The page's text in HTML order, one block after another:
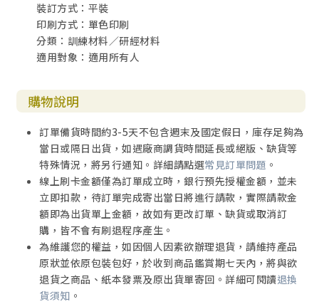
18 馬太福音9:14-26 新舊難合的比喩，醫治血漏婦人與救活
閨女
19 馬太福音9:27-38 耶穌醫病，趕鬼，遍傳各鄉城
20 馬太福音10:1-23 差傳寶訓(1)
21 馬太福音10:24-11:1 差傳寶訓(2)
受迫是必然，安慰的話語，門徒要預備
22 馬太福音11:2-19 約翰的疑問與主的回應
23 馬太福音11:20-12:8 安息日的主使人得享安息
24 馬太福音12:9-30 安息日可以做善事
裝訂方式：平裝
印刷方式：單色印刷
分類：訓練材料／研經材料
適用對象：適用所有人
購物說明
訂單備貨時間約3-5天不包含週末及國定假日，庫存足夠為
當日或隔日出貨，如遇廠商調貨時間延長或絕版、缺貨等
特殊情況，將另行通知。詳細請點選常見訂單問題 。
線上刷卡金額僅為訂單成立時，銀行預先授權金額，並未
立即扣款，待訂單完成寄出當日將進行請款，實際請款金
額即為出貨單上金額，故如有更改訂單、缺貨或取消訂
購，皆不會有刷退程序產生。
為維護您的權益，如因個人因素欲辦理退貨，請維持產品
原狀並依原包裝包好，於收到商品鑑賞期七天內，將與欲
退貨之商品、紙本發票及原出貨單寄回。詳細可閱讀退換
貨須知 。